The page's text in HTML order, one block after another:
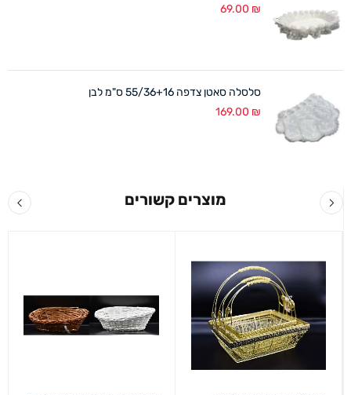
69.00 ₪
סלסלה סאטן צדפה 55/36+16 ס"מ לבן
169.00 ₪
מוצרים קשורים